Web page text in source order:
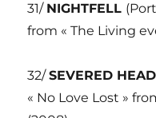
31/ NIGHTFELL
from « The Living
32/SEVERED
« No Love Lost »